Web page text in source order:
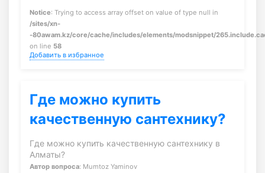
Notice: Trying to access array offset on value of type null in
/sites/xn-
-80awam.kz/core/cache/includes/elements/modsnippet/
on line 58
Добавить в избранное
Где можно купить
качественную сантехнику?
Где можно купить качественную сантехнику в
Алматы?
Автор вопроса: Mumtoz Yaminov